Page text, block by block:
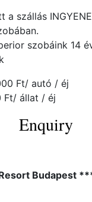
a szállás
szobáink 14
Ft/ autó / éj
Ft/ állat / éj
Enquiry
Budapest